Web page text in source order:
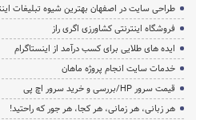
طراحی سایت در اصفهان بهترین شیوه تبلیغات
فروشگاه اینترنتی کشاورزی اگری راز
ایده های طلایی برای کسب درآمد از اینستاگرام
خدمات سایت انجام پروژه ماهان
قیمت سرور HP/بررسی و خرید سرور اچ پی
هر زبانی، هر زمانی، هر کجا، هر جور که راحتید!